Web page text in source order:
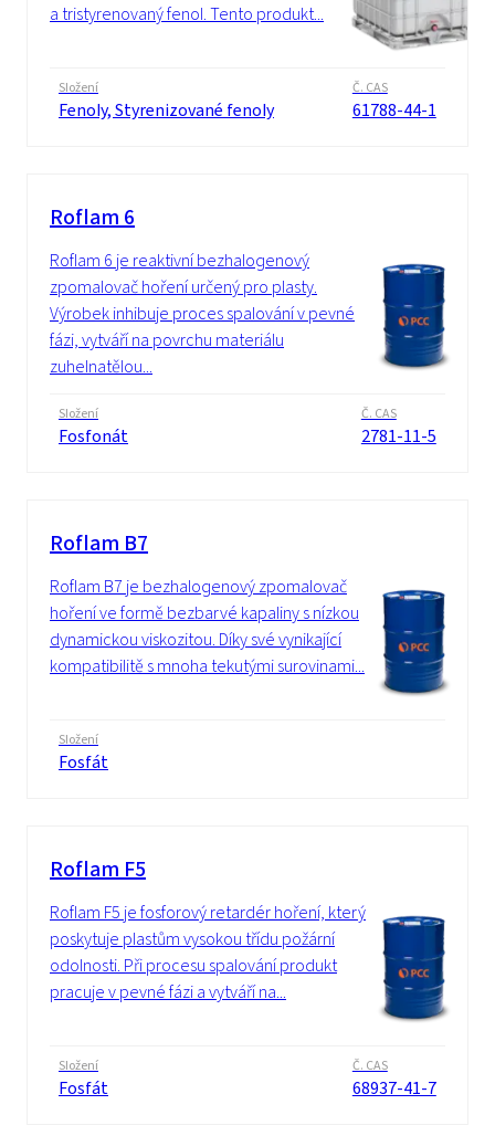
a tristyrenovaný fenol. Tento produkt...
Složení
Fenoly, Styrenizované fenoly
Č. CAS
61788-44-1
Roflam 6
Roflam 6 je reaktivní bezhalogenový
zpomalovač hoření určený pro plasty.
Výrobek inhibuje proces spalování v pevné
fázi, vytváří na povrchu materiálu
zuhelnatělou...
Složení
Fosfonát
Č. CAS
2781-11-5
Roflam B7
Roflam B7 je bezhalogenový zpomalovač
hoření ve formě bezbarvé kapaliny s nízkou
dynamickou viskozitou. Díky své vynikající
kompatibilitě s mnoha tekutými surovinami...
Složení
Fosfát
Roflam F5
Roflam F5 je fosforový retardér hoření, který
poskytuje plastům vysokou třídu požární
odolnosti. Při procesu spalování produkt
pracuje v pevné fázi a vytváří na...
Složení
Fosfát
Č. CAS
68937-41-7